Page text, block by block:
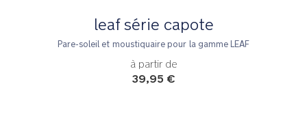
leaf série capote
Pare-soleil et moustiquaire pour la gamme LEAF
à partir de
39,95 €